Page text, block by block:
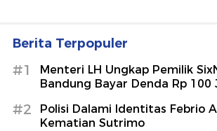
Berita Terpopuler
#1
Menteri LH Ungkap Pemilik
Bandung Bayar Denda Rp 100
#2
Polisi Dalami Identitas Febrio
Kematian Sutrimo